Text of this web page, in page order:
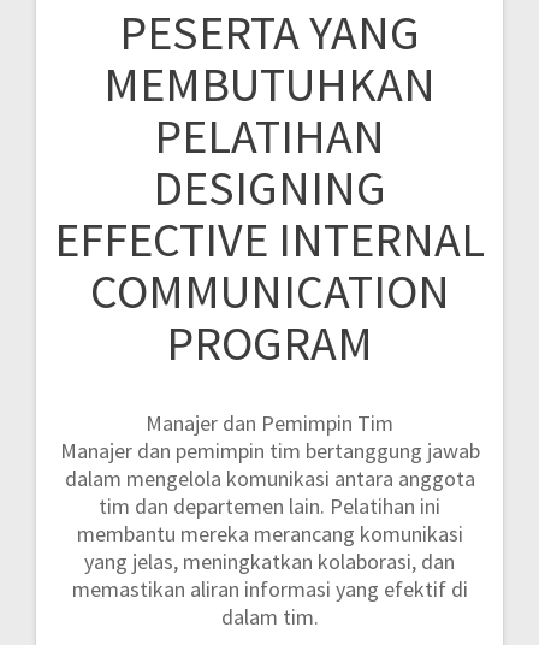
PESERTA YANG
MEMBUTUHKAN
PELATIHAN
DESIGNING
EFFECTIVE INTERNAL
COMMUNICATION
PROGRAM
Manajer dan Pemimpin Tim
Manajer dan pemimpin tim bertanggung jawab
dalam mengelola komunikasi antara anggota
tim dan departemen lain. Pelatihan ini
membantu mereka merancang komunikasi
yang jelas, meningkatkan kolaborasi, dan
memastikan aliran informasi yang efektif di
dalam tim.